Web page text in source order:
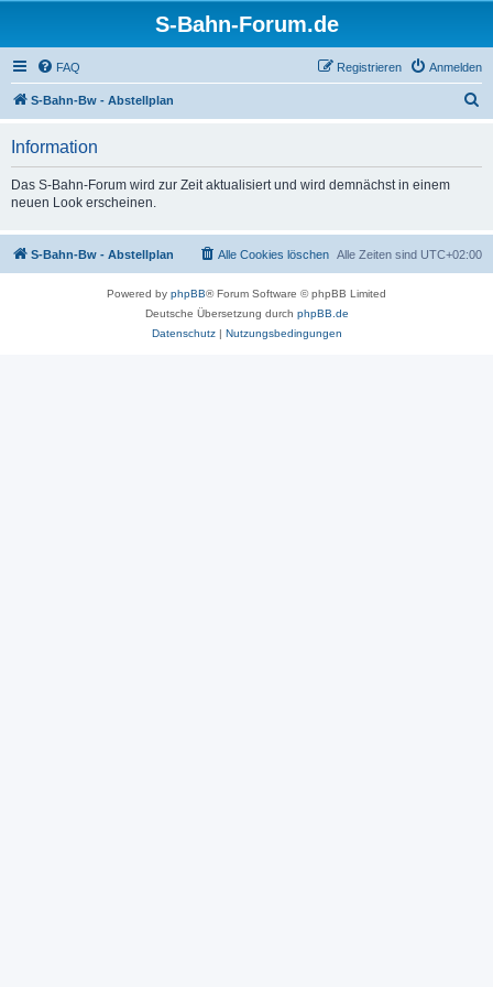
S-Bahn-Forum.de
FAQ Anmelden
Registrieren
S-Bahn-Bw - Abstellplan
Information
Das S-Bahn-Forum wird zur Zeit aktualisiert und wird demnächst in einem
neuen Look erscheinen.
S-Bahn-Bw - Abstellplan Alle Zeiten sind UTC+02:00
Alle Cookies löschen
Powered by phpBB® Forum Software © phpBB Limited
Deutsche Übersetzung durch phpBB.de
Datenschutz| Nutzungsbedingungen